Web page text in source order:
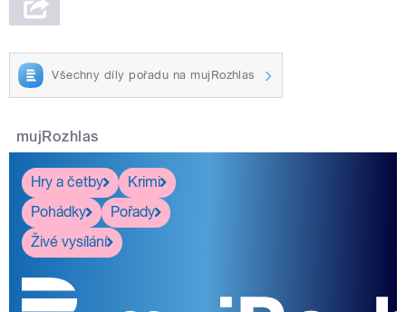
Všechny díly pořadu na mujRozhlas
mujRozhlas
Hry a četby
Krimi
Pohádky
Pořady
Živé vysílání